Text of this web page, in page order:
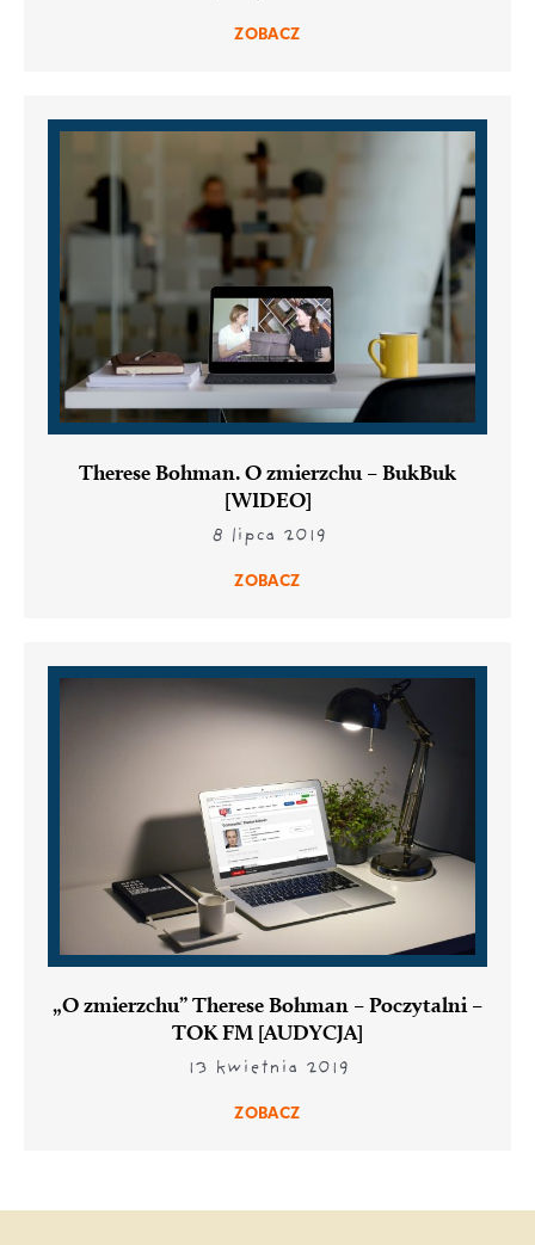
ZOBACZ
Therese Bohman. O zmierzchu – BukBuk
[WIDEO]
8 lipca 2019
ZOBACZ
„O zmierzchu” Therese Bohman – Poczytalni –
TOK FM [AUDYCJA]
13 kwietnia 2019
ZOBACZ